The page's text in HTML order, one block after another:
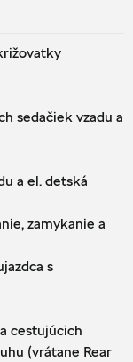
sedačiek vzadu a
a el. detská
zamykanie a
s
cestujúcich
(vrátane Rear